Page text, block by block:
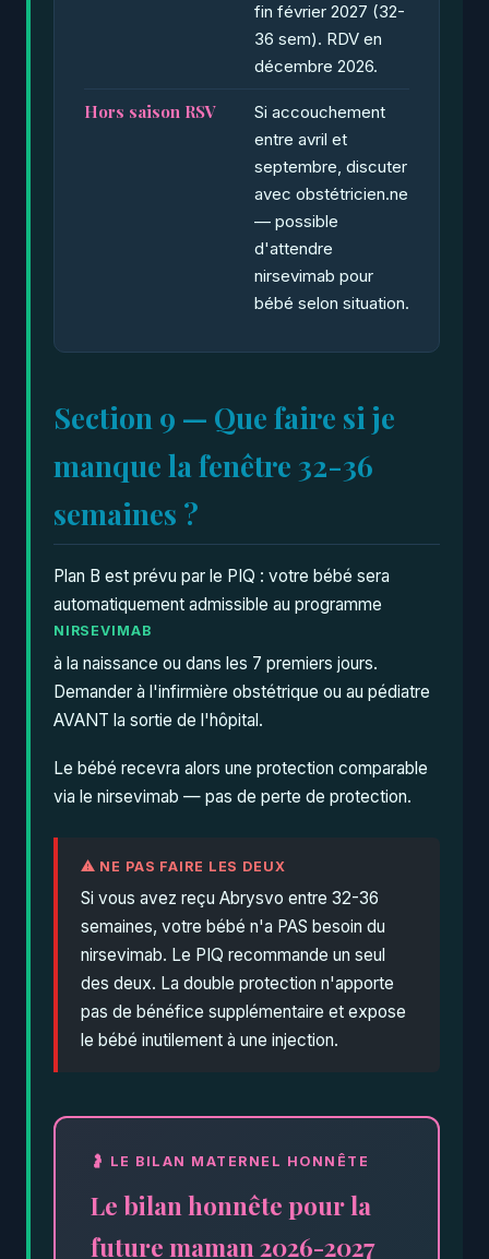
fin février 2027 (32-
36 sem). RDV en
décembre 2026.
Hors saison RSV
Si accouchement
entre avril et
septembre, discuter
avec obstétricien.ne
— possible
d'attendre
nirsevimab pour
bébé selon situation.
Section 9 — Que faire si je
manque la fenêtre 32-36
semaines ?
Plan B est prévu par le PIQ : votre bébé sera
automatiquement admissible au programme
NIRSEVIMAB
à la naissance ou dans les 7 premiers jours.
Demander à l'infirmière obstétrique ou au pédiatre
AVANT la sortie de l'hôpital.
Le bébé recevra alors une protection comparable
via le nirsevimab — pas de perte de protection.
⚠ NE PAS FAIRE LES DEUX
Si vous avez reçu Abrysvo entre 32-36
semaines, votre bébé n'a PAS besoin du
nirsevimab. Le PIQ recommande un seul
des deux. La double protection n'apporte
pas de bénéfice supplémentaire et expose
le bébé inutilement à une injection.
Le bilan honnête pour la
future maman 2026-2027